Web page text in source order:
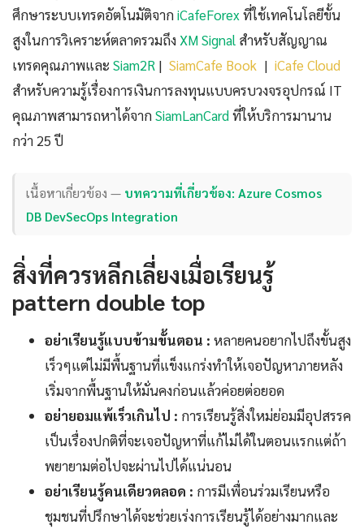
ศึกษาระบบเทรดอัตโนมัติจากiCafeForex ที่ใช้เทคโนโลยีขั้น
สูงในการวิเคราะห์ตลาดรวมถึง XM Signal สำหรับสัญญาณ
เทรดคุณภาพและ Siam2R | SiamCafe Book | iCafe Cloud
สำหรับความรู้เรื่องการเงินการลงทุนแบบครบวงจรอุปกรณ์ IT
คุณภาพสามารถหาได้จากSiamLanCardที่ให้บริการมานาน
กว่า 25 ปี
เนื้อหาเกี่ยวข้อง — บทความที่เกี่ยวข้อง: Azure Cosmos
DB DevSecOps Integration
สิ่งที่ควรหลีกเลี่ยงเมื่อเรียนรู้
pattern double top
อย่าเรียนรู้แบบข้ามขั้นตอน : หลายคนอยากไปถึงขั้นสูง
เร็วๆแต่ไม่มีพื้นฐานที่แข็งแกร่งทำให้เจอปัญหาภายหลัง
เริ่มจากพื้นฐานให้มั่นคงก่อนแล้วค่อยต่อยอด
อย่ายอมแพ้เร็วเกินไป : การเรียนรู้สิ่งใหม่ย่อมมีอุปสรรค
เป็นเรื่องปกติที่จะเจอปัญหาที่แก้ไม่ได้ในตอนแรกแต่ถ้า
พยายามต่อไปจะผ่านไปได้แน่นอน
อย่าเรียนรู้คนเดียวตลอด : การมีเพื่อนร่วมเรียนหรือ
ชุมชนที่ปรึกษาได้จะช่วยเร่งการเรียนรู้ได้อย่างมากและ